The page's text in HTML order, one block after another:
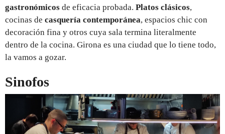
gastronómicos de eficacia probada. Platos clásicos,
cocinas de casquería contemporánea, espacios chic con
decoración fina y otros cuya sala termina literalmente
dentro de la cocina. Girona es una ciudad que lo tiene todo,
la vamos a gozar.
Sinofos